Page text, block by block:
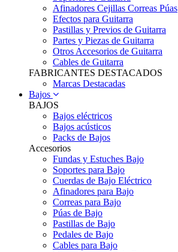
Afinadores Cejillas Correas Púas
Efectos para Guitarra
Pastillas y Previos de Guitarra
Partes y Piezas de Guitarra
Otros Accesorios de Guitarra
Cables de Guitarra
FABRICANTES DESTACADOS
Marcas Destacadas
Bajos
BAJOS
Bajos eléctricos
Bajos acústicos
Packs de Bajos
Accesorios
Fundas y Estuches Bajo
Soportes para Bajo
Cuerdas de Bajo Eléctrico
Afinadores para Bajo
Correas para Bajo
Púas de Bajo
Pastillas de Bajo
Pedales de Bajo
Cables para Bajo